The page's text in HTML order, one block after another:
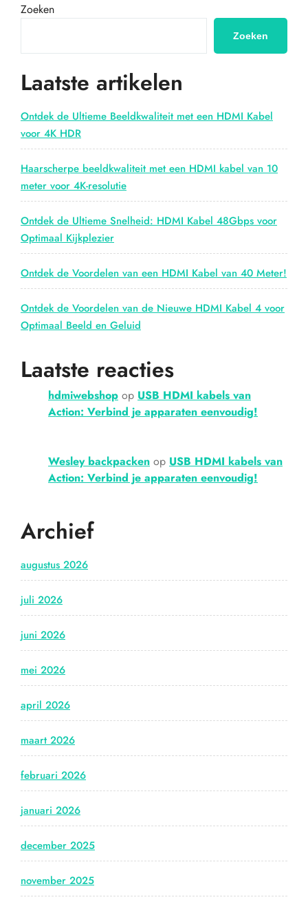
HDMI:
Revolutie
Beeldkwaliteit”
Zoeken
Zoeken
Laatste artikelen
Ontdek de Ultieme Beeldkwaliteit met een HDMI Kabel
voor 4K HDR
Haarscherpe beeldkwaliteit met een HDMI kabel van 10
meter voor 4K-resolutie
Ontdek de Ultieme Snelheid: HDMI Kabel 48Gbps voor
Optimaal Kijkplezier
Ontdek de Voordelen van een HDMI Kabel van 40 Meter!
Ontdek de Voordelen van de Nieuwe HDMI Kabel 4 voor
Optimaal Beeld en Geluid
Laatste reacties
hdmiwebshop op USB HDMI kabels van
Action: Verbind je apparaten eenvoudig!
Wesley backpacken op USB HDMI kabels van
Action: Verbind je apparaten eenvoudig!
Archief
augustus 2026
juli 2026
juni 2026
mei 2026
april 2026
maart 2026
februari 2026
januari 2026
december 2025
november 2025